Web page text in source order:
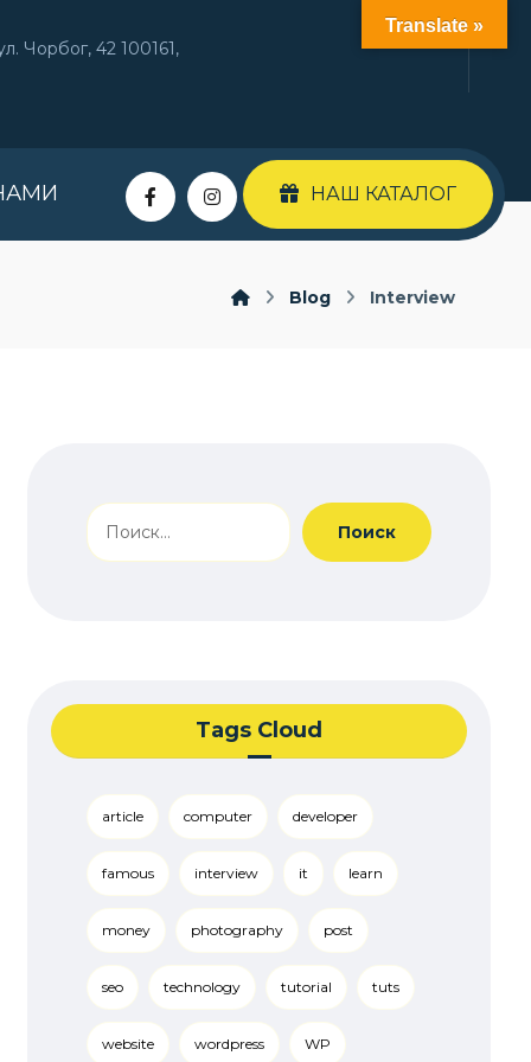
Чорбог, 42 100161,
НАШ КАТАЛОГ
Blog Interview
Поиск
Tags Cloud
article computer developer
famous interview it learn
money photography post
seo technology tutorial tuts
website wordpress WP
Translate »